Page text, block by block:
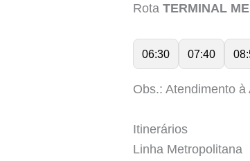
Rota TERMINAL
06:30 07:40
Obs.: Atendimento
Itinerários
Linha Metropolitana